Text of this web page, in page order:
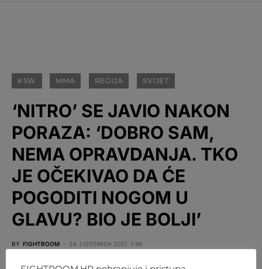
KSW MMA REGIJA SVIJET
‘NITRO’ SE JAVIO NAKON
PORAZA: ‘DOBRO SAM,
NEMA OPRAVDANJA. TKO
JE OČEKIVAO DA ĆE
POGODITI NOGOM U
GLAVU? BIO JE BOLJI’
BY FIGHTROOM 24. LISTOPADA 2021. 1:46